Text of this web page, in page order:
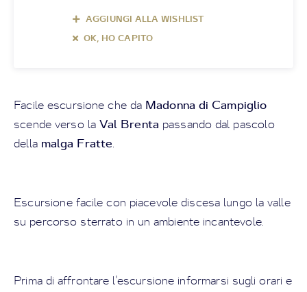
AGGIUNGI ALLA WISHLIST
OK, HO CAPITO
Facile escursione che da Madonna di Campiglio
scende verso la Val Brenta passando dal pascolo
della malga Fratte.
Escursione facile con piacevole discesa lungo la valle
su percorso sterrato in un ambiente incantevole.
Prima di affrontare l'escursione informarsi sugli orari e